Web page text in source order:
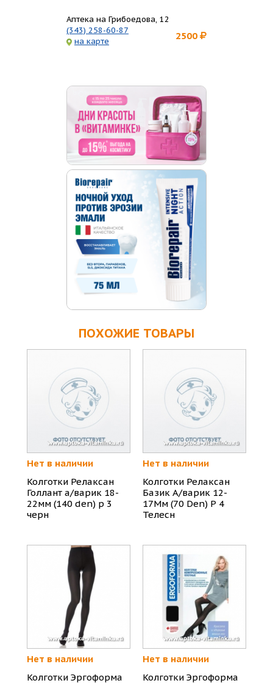
Аптека на Грибоедова, 12
(343) 258-60-87
на карте
2500
ПОХОЖИЕ ТОВАРЫ
Нет в наличии
Колготки Релаксан
Голлант а/варик 18-
22мм (140 den) р 3
черн
Нет в наличии
Колготки Релаксан
Базик А/варик 12-
17Мм (70 Den) Р 4
Телесн
Нет в наличии
Колготки Эргоформа
Нет в наличии
Колготки Эргоформа